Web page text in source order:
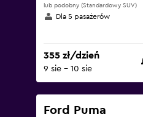
lub podobny (Standardowy SUV)
Dla 5 pasażerów
355 zł/dzień
9 sie - 10 sie
Ford Puma